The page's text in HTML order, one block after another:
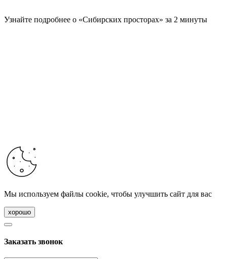
Узнайте подробнее о «Сибирских просторах» за 2 минуты
Мы используем файлы cookie, чтобы улучшить сайт для вас
хорошо
Заказать звонок